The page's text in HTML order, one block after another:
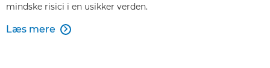
mindske risici i en usikker verden.
Læs mere 